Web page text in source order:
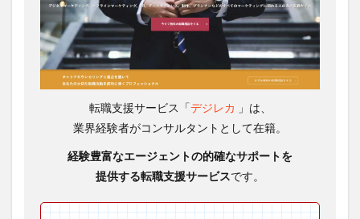
転職支援サービス「デジレカ 」は、
業界経験者がコンサルタントとして在籍。
経験豊富なエージェントの的確なサポートを
提供する転職支援サービスです。